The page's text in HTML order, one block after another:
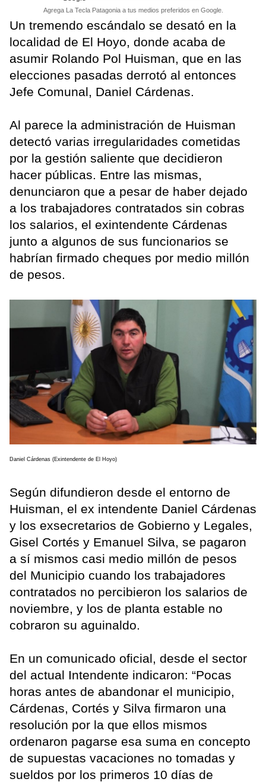
Agrega La Tecla Patagonia a tus medios preferidos en Google.
Un tremendo escándalo se desató en la
localidad de El Hoyo, donde acaba de
asumir Rolando Pol Huisman, que en las
elecciones pasadas derrotó al entonces
Jefe Comunal, Daniel Cárdenas.
Al parece la administración de Huisman
detectó varias irregularidades cometidas
por la gestión saliente que decidieron
hacer públicas. Entre las mismas,
denunciaron que a pesar de haber dejado
a los trabajadores contratados sin cobras
los salarios, el exintendente Cárdenas
junto a algunos de sus funcionarios se
habrían firmado cheques por medio millón
de pesos.
Daniel Cárdenas (Exintendente de El Hoyo)
Según difundieron desde el entorno de
Huisman, el ex intendente Daniel Cárdenas
y los exsecretarios de Gobierno y Legales,
Gisel Cortés y Emanuel Silva, se pagaron
a sí mismos casi medio millón de pesos
del Municipio cuando los trabajadores
contratados no percibieron los salarios de
noviembre, y los de planta estable no
cobraron su aguinaldo.
En un comunicado oficial, desde el sector
del actual Intendente indicaron: “Pocas
horas antes de abandonar el municipio,
Cárdenas, Cortés y Silva firmaron una
resolución por la que ellos mismos
ordenaron pagarse esa suma en concepto
de supuestas vacaciones no tomadas y
sueldos por los primeros 10 días de